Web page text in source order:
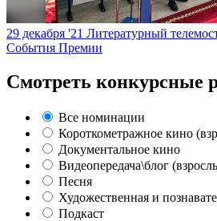
29 декабря '21 Литературный
События Премии
Смотреть конкурсные
Все номинации
Короткометражное кино
Документальное кино
Видеопередача\блог
Песня
Художественная и
Подкаст